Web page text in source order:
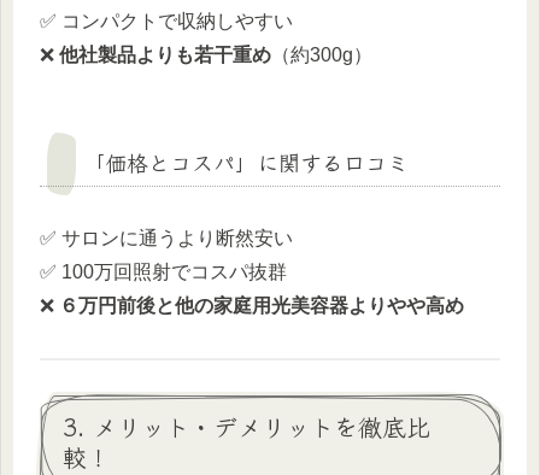
✅ コンパクトで収納しやすい
❌ 他社製品よりも若干重め （約300g）
「価格とコスパ」に関する口コミ
✅ サロンに通うより断然安い
✅ 100万回照射でコスパ抜群
❌ ６万円前後と他の家庭用光美容器よりやや高め
3. メリット・デメリットを徹底比
較！